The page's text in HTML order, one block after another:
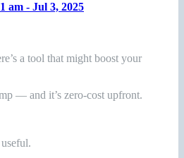
am - Jul 3, 2025
a tool that might boost your
— and it’s zero-cost upfront.